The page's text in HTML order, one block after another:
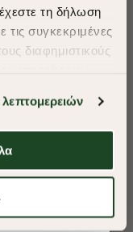
τη δήλωση
τις συγκεκριμένες
διαφημιστικούς
απολύτως
Ωστόσο, λάβετε
που θα